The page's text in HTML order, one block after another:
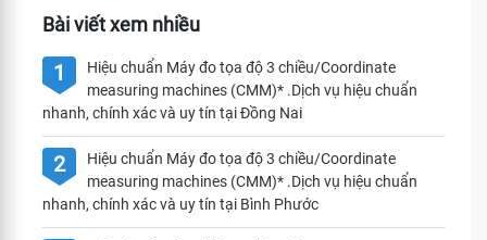
Bài viết xem nhiều
1
Hiệu chuẩn Máy đo tọa độ 3 chiều/Coordinate
measuring machines (CMM)* .Dịch vụ hiệu chuẩn
nhanh, chính xác và uy tín tại Đồng Nai
2
Hiệu chuẩn Máy đo tọa độ 3 chiều/Coordinate
measuring machines (CMM)* .Dịch vụ hiệu chuẩn
nhanh, chính xác và uy tín tại Bình Phước